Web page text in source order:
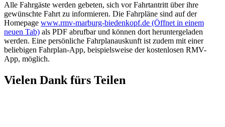
Alle Fahrgäste werden gebeten, sich vor Fahrtantritt über ihre
gewünschte Fahrt zu informieren. Die Fahrpläne sind auf der
Homepage www.rmv-marburg-biedenkopf.de (Öffnet in einem
neuen Tab) als PDF abrufbar und können dort heruntergeladen
werden. Eine persönliche Fahrplanauskunft ist zudem mit einer
beliebigen Fahrplan-App, beispielsweise der kostenlosen RMV-
App, möglich.
Vielen Dank fürs Teilen